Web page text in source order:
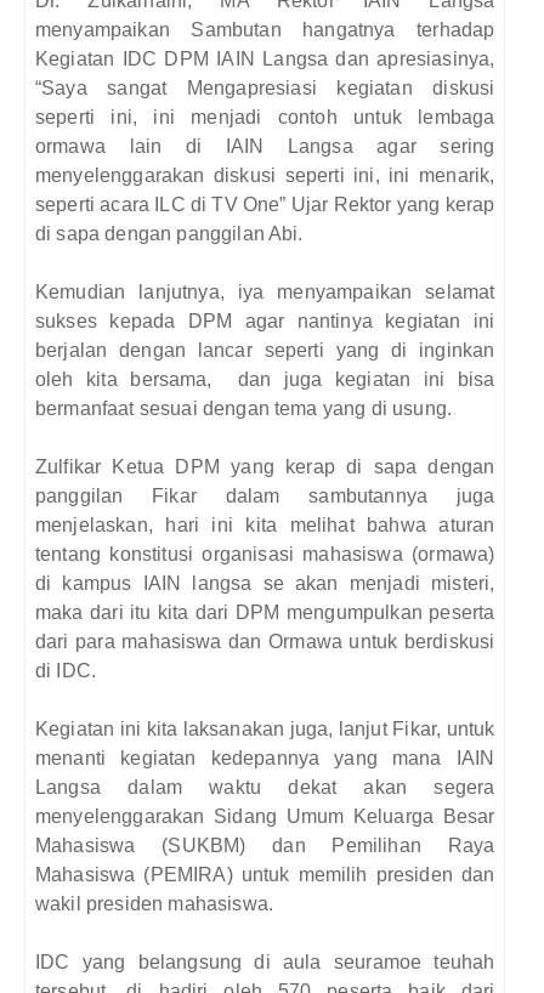
menyampaikan Sambutan hangatnya terhadap
Kegiatan IDC DPM IAIN Langsa dan apresiasinya,
“Saya sangat Mengapresiasi kegiatan diskusi
seperti ini, ini menjadi contoh untuk lembaga
ormawa lain di IAIN Langsa agar sering
menyelenggarakan diskusi seperti ini, ini menarik,
seperti acara ILC di TV One” Ujar Rektor yang kerap
di sapa dengan panggilan Abi.
Kemudian lanjutnya, iya menyampaikan selamat
sukses kepada DPM agar nantinya kegiatan ini
berjalan dengan lancar seperti yang di inginkan
oleh kita bersama, dan juga kegiatan ini bisa
bermanfaat sesuai dengan tema yang di usung.
Zulfikar Ketua DPM yang kerap di sapa dengan
panggilan Fikar dalam sambutannya juga
menjelaskan, hari ini kita melihat bahwa aturan
tentang konstitusi organisasi mahasiswa (ormawa)
di kampus IAIN langsa se akan menjadi misteri,
maka dari itu kita dari DPM mengumpulkan peserta
dari para mahasiswa dan Ormawa untuk berdiskusi
di IDC.
Kegiatan ini kita laksanakan juga, lanjut Fikar, untuk
menanti kegiatan kedepannya yang mana IAIN
Langsa dalam waktu dekat akan segera
menyelenggarakan Sidang Umum Keluarga Besar
Mahasiswa (SUKBM) dan Pemilihan Raya
Mahasiswa (PEMIRA) untuk memilih presiden dan
wakil presiden mahasiswa.
IDC yang belangsung di aula seuramoe teuhah